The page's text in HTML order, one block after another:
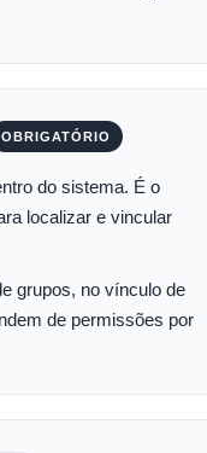
OBRIGATÓRIO
do sistema. É o
localizar e vincular
grupos, no vínculo de
de permissões por